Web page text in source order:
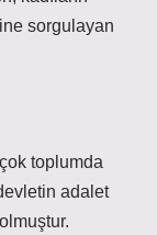
sorgulayan
toplumda
adalet